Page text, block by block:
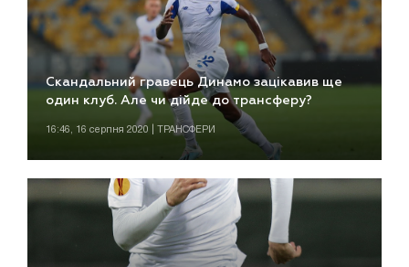
Скандальний гравець Динамо зацікавив ще
один клуб. Але чи дійде до трансферу?
16:46, 16 серпня 2020 | ТРАНСФЕРИ